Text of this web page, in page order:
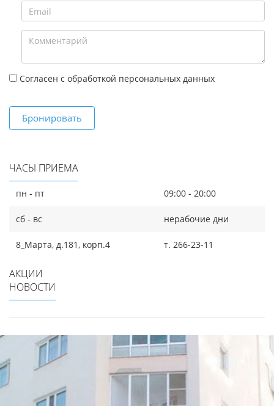
Согласен с обработкой персональных данных
Бронировать
ЧАСЫ ПРИЕМА
пн - пт 09:00 - 20:00
сб - вс нерабочие дни
8_Марта, д.181, корп.4 т. 266-23-11
АКЦИИ
НОВОСТИ